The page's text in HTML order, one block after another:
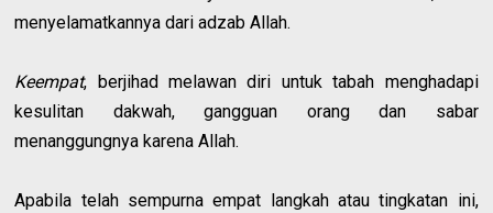
menyelamatkannya dari adzab Allah.
Keempat, berjihad melawan diri untuk tabah menghadapi
kesulitan dakwah, gangguan orang dan sabar
menanggungnya karena Allah.
Apabila telah sempurna empat langkah atau tingkatan ini,